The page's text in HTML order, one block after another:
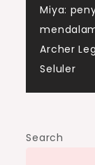
Miya:
Archer
Seluler
Search